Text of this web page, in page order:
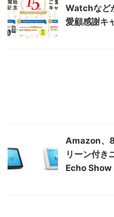
Watchなど
愛顧感謝キ
Amazon、
リーン付き
Echo Show